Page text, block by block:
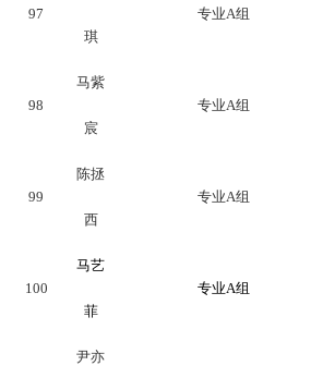
97
琪
专业A组
98
马紫
宸
专业A组
99
陈拯
西
专业A组
100
马艺
菲
专业A组
尹亦